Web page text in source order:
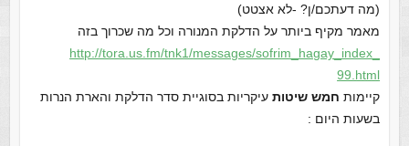
(מה דעתכם/ן? -לא אצטט)
מאמר מקיף ביותר על הדלקת המנורה וכל מה שכרוך בזה
http://tora.us.fm/tnk1/messages/sofrim_hagay_index_
99.html
קיימות חמש שיטותעיקריות בסוגיית סדר הדלקת והארת הנרות
בשעות היום :